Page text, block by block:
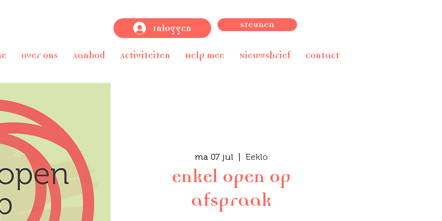
Inloggen Steunen
Over ons Aanbod Activiteiten Help mee Nieuwsbrief Contact
ma 07 jul
  |
Eeklo
enkel open op
afspraak